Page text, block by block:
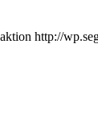
http://